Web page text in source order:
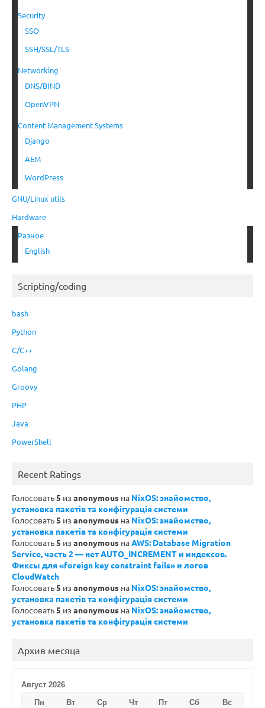
Security
SSO
SSH/SSL/TLS
Networking
DNS/BIND
OpenVPN
Content Management Systems
Django
AEM
WordPress
GNU/Linux utils
Hardware
Разное
English
Scripting/coding
bash
Python
C/C++
Golang
Groovy
PHP
Java
PowerShell
Recent Ratings
Голосовать5 из anonymous на NixOS: знайомство,
установка пакетів та конфігурація системи
Голосовать5 из anonymous на NixOS: знайомство,
установка пакетів та конфігурація системи
Голосовать5 из anonymous наAWS: Database Migration
Service, часть 2 — нет AUTO_INCREMENT и индексов.
Фиксы для «foreign key constraint fails» и логов
CloudWatch
Голосовать5 из anonymous на NixOS: знайомство,
установка пакетів та конфігурація системи
Голосовать5 из anonymous на NixOS: знайомство,
установка пакетів та конфігурація системи
Архив месяца
Август 2026
Пн
Вт Ср Чт Пт Сб
Вс